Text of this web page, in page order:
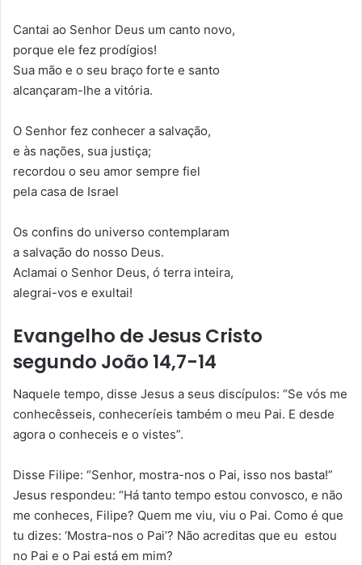
Cantai ao Senhor Deus um canto novo,
porque ele fez prodígios!
Sua mão e o seu braço forte e santo
alcançaram-lhe a vitória.
O Senhor fez conhecer a salvação,
e às nações, sua justiça;
recordou o seu amor sempre fiel
pela casa de Israel
Os confins do universo contemplaram
a salvação do nosso Deus.
Aclamai o Senhor Deus, ó terra inteira,
alegrai-vos e exultai!
Evangelho de Jesus Cristo
segundo João 14,7-14
Naquele tempo, disse Jesus a seus discípulos: “Se vós me
conhecêsseis, conheceríeis também o meu Pai. E desde
agora o conheceis e o vistes”.
Disse Filipe: “Senhor, mostra-nos o Pai, isso nos basta!”
Jesus respondeu: “Há tanto tempo estou convosco, e não
me conheces, Filipe? Quem me viu, viu o Pai. Como é que
tu dizes: ‘Mostra-nos o Pai’? Não acreditas que eu estou
no Pai e o Pai está em mim?